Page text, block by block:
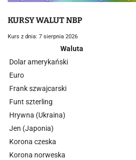
KURSY WALUT NBP
Kurs z dnia: 7 sierpnia 2026
Waluta
Dolar amerykański
Euro
Frank szwajcarski
Funt szterling
Hrywna (Ukraina)
Jen (Japonia)
Korona czeska
Korona norweska